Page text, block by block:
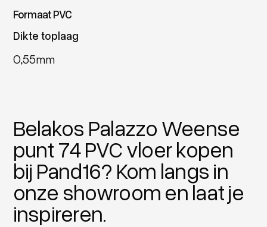
Formaat PVC
Dikte toplaag
0,55mm
Belakos Palazzo Weense
punt 74 PVC vloer kopen
bij Pand16? Kom langs in
onze showroom en laat je
inspireren.